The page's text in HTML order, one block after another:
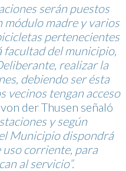
serán puestos
módulo madre y varios
pertenecientes
facultad del municipio,
realizar la
debiendo ser ésta
vecinos tengan acceso
der Thusen señaló
y según
Municipio dispondrá
corriente, para
al servicio”.